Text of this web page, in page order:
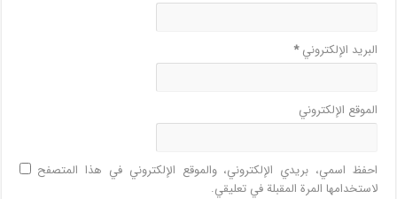
البريد الإلكتروني*
الموقع الإلكتروني
احفظ اسمي، بريدي الإلكتروني، والموقع الإلكتروني في هذا المتصفح
لاستخدامها المرة المقبلة في تعليقي.